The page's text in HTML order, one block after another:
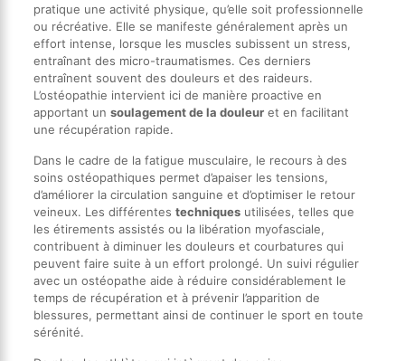
pratique une activité physique, qu’elle soit professionnelle
ou récréative. Elle se manifeste généralement après un
effort intense, lorsque les muscles subissent un stress,
entraînant des micro-traumatismes. Ces derniers
entraînent souvent des douleurs et des raideurs.
L’ostéopathie intervient ici de manière proactive en
apportant un soulagement de la douleuret en facilitant
une récupération rapide.
Dans le cadre de la fatigue musculaire, le recours à des
soins ostéopathiques permet d’apaiser les tensions,
d’améliorer la circulation sanguine et d’optimiser le retour
veineux. Les différentes techniquesutilisées, telles que
les étirements assistés ou la libération myofasciale,
contribuent à diminuer les douleurs et courbatures qui
peuvent faire suite à un effort prolongé. Un suivi régulier
avec un ostéopathe aide à réduire considérablement le
temps de récupération et à prévenir l’apparition de
blessures, permettant ainsi de continuer le sport en toute
sérénité.